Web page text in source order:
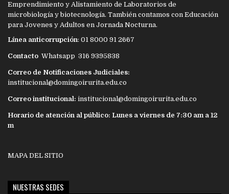
Emprendimiento y Alistamiento de Laboratorios de
microbiología y biotecnología. También contamos con Educación
para Jovenes y Adultos en Jornada Nocturna.
Línea anticorrupción: 01 8000 91 2667
Contacto Whatsapp 316 9395838
Correo de Notificaciones Judiciales:
institucional@domingoirurita.edu.co
Correo institucional: institucional@domingoirurita.edu.co
Horario de atención al público: Lunes a viernes de 7:30 am a 12
m
MAPA DEL SITIO
NUESTRAS SEDES